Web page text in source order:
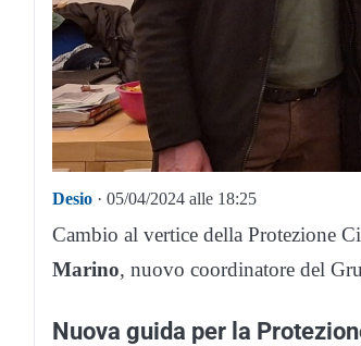
Desio · 05/04/2024 alle 18:25
Cambio al vertice della Protezione
Marino, nuovo coordinatore del
Nuova guida per la